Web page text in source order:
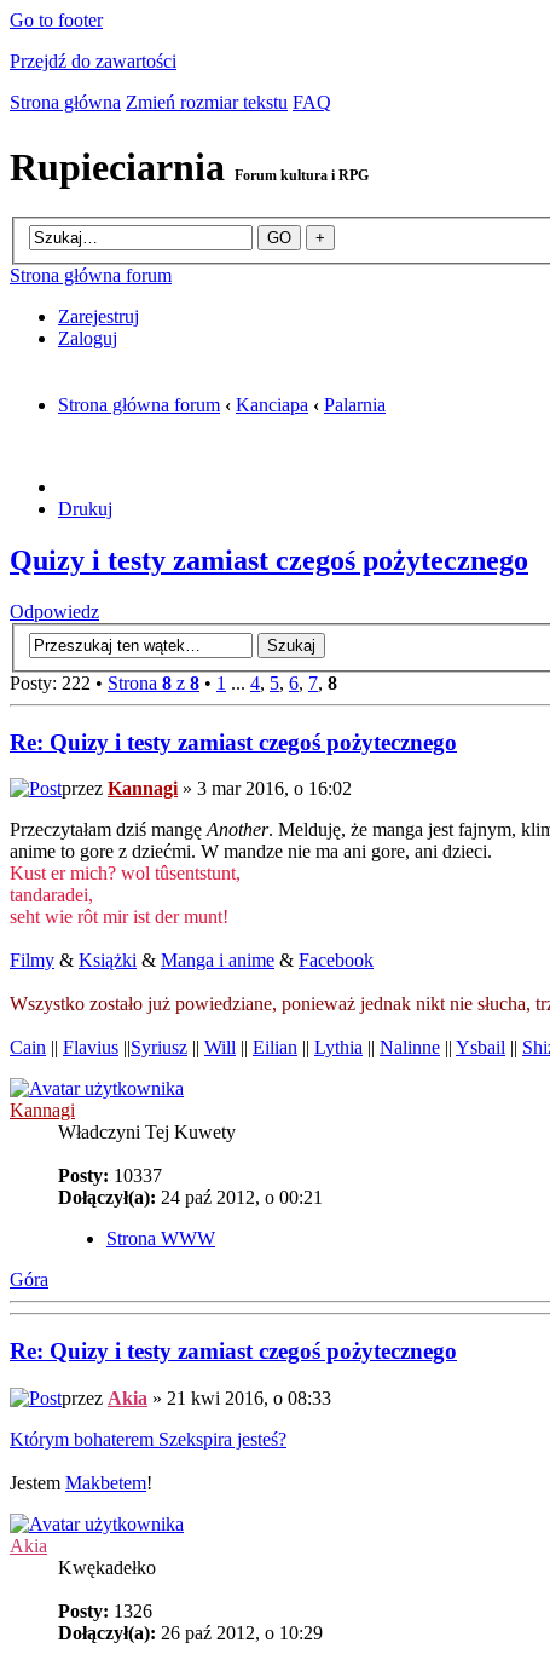
Go to footer
Przejdź do zawartości
Strona główna Zmień rozmiar tekstu FAQ
Rupieciarnia Forum kultura i RPG
Strona główna forum
Zarejestruj
Zaloguj
Strona główna forum ‹ Kanciapa ‹ Palarnia
Drukuj
Quizy i testy zamiast czegoś pożytecznego
Odpowiedz
Posty: 222 • Strona 8 z 8 • 1 ... 4, 5, 6, 7, 8
Re: Quizy i testy zamiast czegoś pożytecznego
przez Kannagi » 3 mar 2016, o 16:02
Przeczytałam dziś mangę Another. Melduję, że manga jest fajnym,
anime to gore z dziećmi. W mandze nie ma ani gore, ani dzieci.
Kust er mich? wol tûsentstunt,
tandaradei,
seht wie rôt mir ist der munt!
Filmy & Książki & Manga i anime & Facebook
Wszystko zostało już powiedziane, ponieważ jednak nikt nie słucha,
Cain || Flavius ||Syriusz || Will || Eilian || Lythia || Nalinne || Ysbail ||
Kannagi
Władczyni Tej Kuwety
Posty: 10337
Dołączył(a): 24 paź 2012, o 00:21
Strona WWW
Góra
Re: Quizy i testy zamiast czegoś pożytecznego
przez Akia » 21 kwi 2016, o 08:33
Którym bohaterem Szekspira jesteś?
Jestem Makbetem!
Akia
Kwękadełko
Posty: 1326
Dołączył(a): 26 paź 2012, o 10:29